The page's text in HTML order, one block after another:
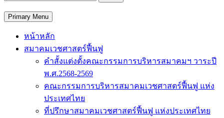
Primary Menu
หน้าหลัก
สมาคมเวชศาสตร์ฟื้นฟู
คำสั้งแต่งตั้งคณะกรรมการบริหารสมาคมฯ วาระปี
พ.ศ.2568-2569
คณะกรรมการบริหารสมาคมเวชศาสตร์ฟื้นฟู แห่ง
ประเทศไทย
ที่ปรึกษาสมาคมเวชศาสตร์ฟื้นฟู แห่งประเทศไทย